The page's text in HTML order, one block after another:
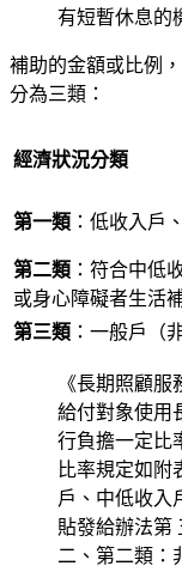
有短暫休息的
補助的金額或比例
分為三類：
經濟狀況分類
第一類 ：低收入戶
第二類 ：符合中低
或身心障礙者生活
第三類 ：一般戶（
《長期照顧
給付對象使用
行負擔一定比
比率規定如附
戶、中低收入
貼發給辦法第
二、第二類：